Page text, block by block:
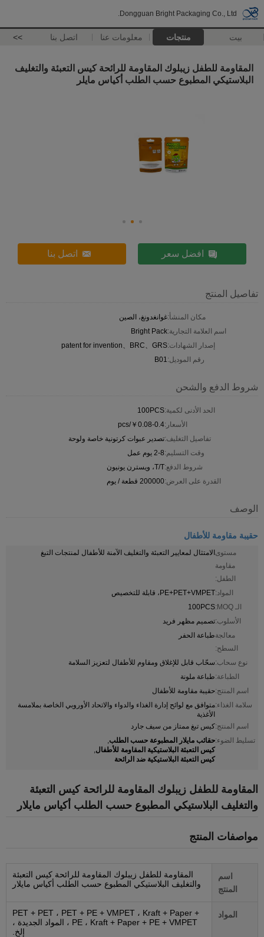
Dongguan Bright Packaging Co., Ltd.
بيت منتجات معلومات عنا اتصل بنا >>
المقاومة للطفل زيبلوك المقاومة للرائحة كيس التعبئة والتغليف
البلاستيكي المطبوع حسب الطلب أكياس مايلر
افضل سعر اتصل بنا
تفاصيل المنتج
مكان المنشأ:غوانغدونغ، الصين
اسم العلامة التجارية:Bright Pack
إصدار الشهادات:patent for invention、BRC、GRS
رقم الموديل:B01
شروط الدفع والشحن
الحد الأدنى لكمية:100PCS
الأسعار:￥0.08-0.4/pcs
تفاصيل التغليف:تصدير عبوات كرتونية خاصة ولوحة
وقت التسليم:2-8 يوم عمل
شروط الدفع:T/T، ويسترن يونيون
القدرة على العرض:200000 قطعة / يوم
الوصف
حقيبة مقاومة للأطفال
مستوى
مقاومة
الطفل:
الامتثال لمعايير التعبئة والتغليف الآمنة للأطفال لمنتجات التبغ
المواد:PE+PET+VMPET، قابلة للتخصيص
الـ MOQ:
100PCS
الأسلوب:تصميم مظهر فريد
معالجة
السطح:
طباعة الحفر
نوع سحاب:سحّاب قابل للإغلاق ومقاوم للأطفال لتعزيز السلامة
الطباعة:طباعة ملونة
اسم المنتج:حقيبة مقاومة للأطفال
سلامة الغذاء:متوافق مع لوائح إدارة الغذاء والدواء والاتحاد الأوروبي الخاصة بملامسة
الأغذية
اسم المنتج:كيس تبغ ممتاز من سيف جارد
تسليط الضوء:حقائب مايلار المطبوعة حسب الطلب,
كيس التعبئة البلاستيكية المقاومة للأطفال,
كيس التعبئة البلاستيكية ضد الرائحة
المقاومة للطفل زيبلوك المقاومة للرائحة كيس التعبئة
والتغليف البلاستيكي المطبوع حسب الطلب أكياس مايلار
مواصفات المنتج
اسم
المنتج
المقاومة للطفل زيبلوك المقاومة للرائحة كيس التعبئة
والتغليف البلاستيكي المطبوع حسب الطلب أكياس مايلار
المواد
PET + PET ، PET + PE + VMPET ، Kraft + Paper +
PE ، Kraft + Paper + PE + VMPET ، المواد الجديدة ،
إلخ.